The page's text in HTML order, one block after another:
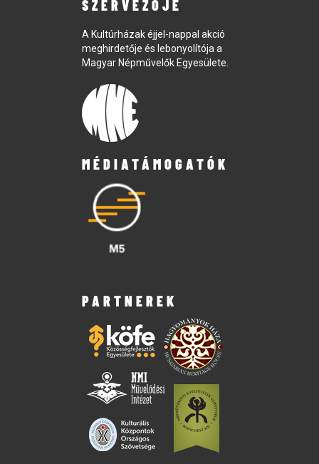
SZERVEZŐJE
A Kultúrházak éjjel-nappal akció
meghirdetője és lebonyolítója a
Magyar Népművelők Egyesülete.
MÉDIATÁMOGATÓK
PARTNEREK